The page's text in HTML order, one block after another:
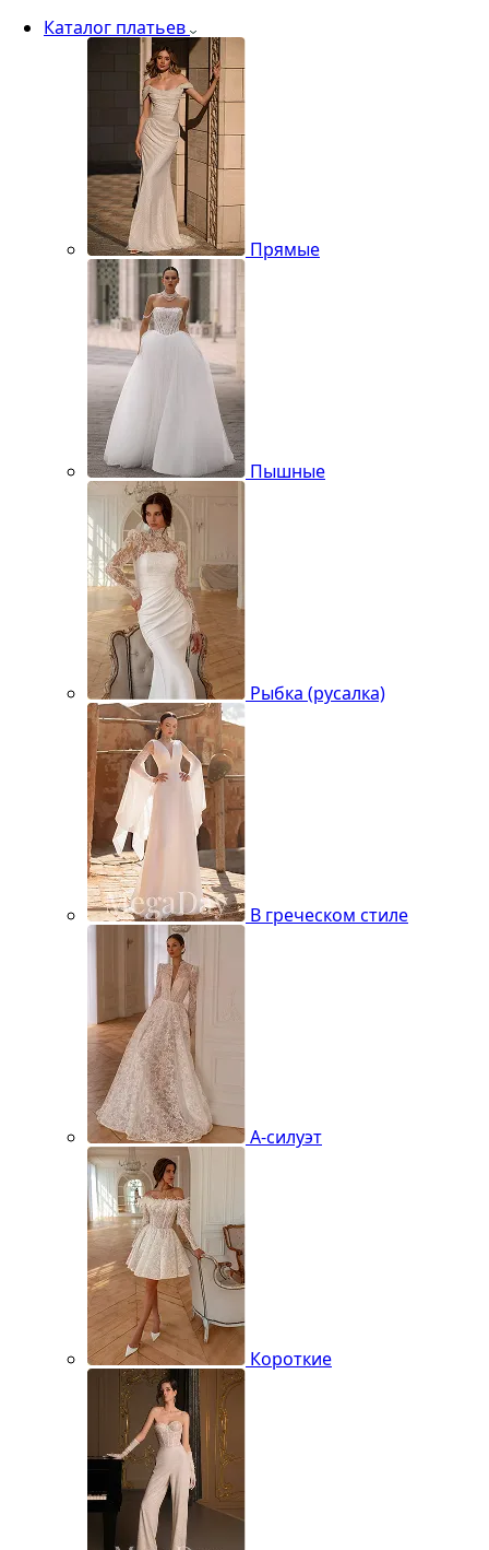
Каталог платьев
Прямые
Пышные
Рыбка (русалка)
В греческом стиле
А-силуэт
Короткие